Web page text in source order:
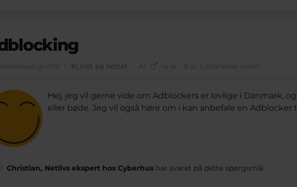
#Livet på nettet Af 14 år · 8 år 5 måneder siden
Hej, jeg vil gerne vide om Adblockers er lovlige i Danmark,
eller bøde. Jeg vil også høre om i kan anbefale en Adblocker
Christian, Netlivs ekspert hos Cyberhus har svaret på dette spørgsmål